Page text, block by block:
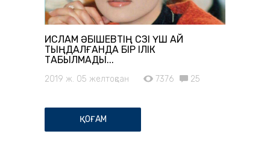
ИСЛАМ ӘБІШЕВТІҢ СӨЗІ ҮШ АЙ
ТЫҢДАЛҒАНДА БІР ІЛІК
ТАБЫЛМАДЫ...
2019 ж. 05 желтоқсан 7376 25
ҚОҒАМ